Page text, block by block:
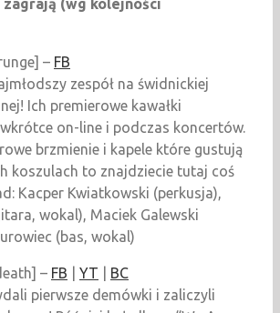
zagrają (wg kolejności
– FB
zespół na świdnickiej
Ich premierowe kawałki
wkrótce on-line i podczas koncertów.
brzmienie i kapele które gustują
koszulach to znajdziecie tutaj coś
Kacper Kwiatkowski (perkusja),
wokal), Maciek Galewski
(bas, wokal)
– FB YT
BC
pierwsze demówki i zaliczyli